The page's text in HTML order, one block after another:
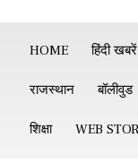
HOME हिंदी खबरें
राजस्थान बॉलीवुड
शिक्षा WEB